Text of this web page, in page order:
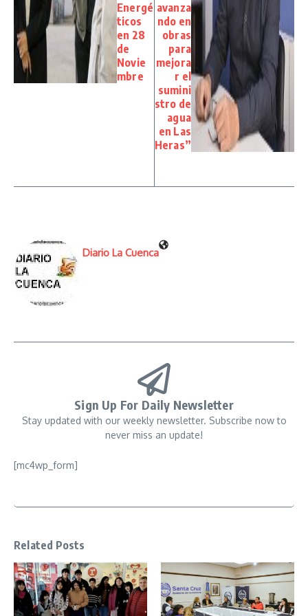
Energé
ticos
en 28
de
Novie
mbre
avanza
ndo en
obras
para
mejora
r el
sumini
stro de
agua
en Las
Heras”
Diario La Cuenca
Sign Up For Daily Newsletter
Stay updated with our weekly newsletter. Subscribe now to
never miss an update!
[mc4wp_form]
Related Posts